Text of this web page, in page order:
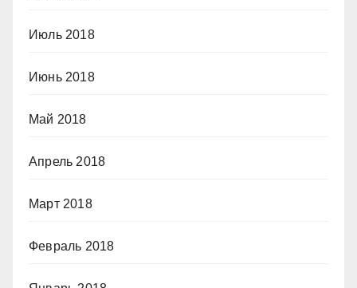
Июль 2018
Июнь 2018
Май 2018
Апрель 2018
Март 2018
Февраль 2018